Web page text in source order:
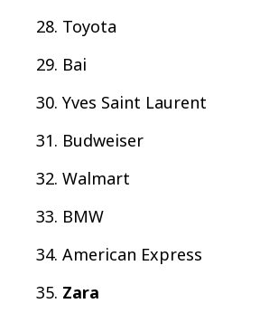
Toyota
Bai
Yves Saint Laurent
Budweiser
Walmart
BMW
American Express
Zara